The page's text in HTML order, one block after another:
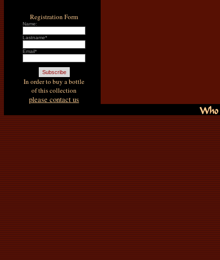
Registration Form
Name:
Lastname*
Email*
In order to buy a bottle
of this collection
please contact us